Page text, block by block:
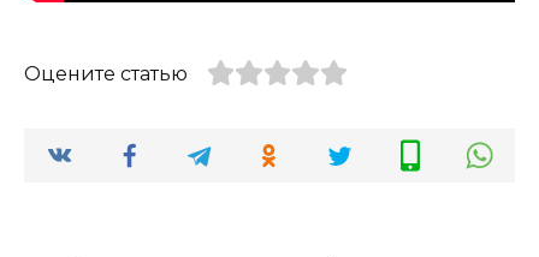
Оцените статью